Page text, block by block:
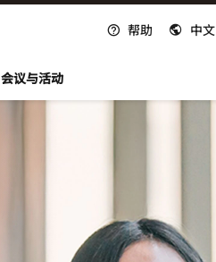
帮助 中文
会议与活动